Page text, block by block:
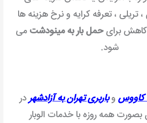
تریلی ، تعرفه کرایه و نرخ هزینه ها
کاهش برایحمل بار به مینودشت می
شود.
کاووس وباربری تهران به آزادشهردر
بصورت همه روزه با خدمات الوبار